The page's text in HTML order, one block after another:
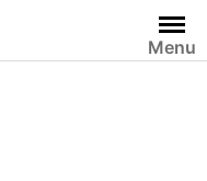
Menu